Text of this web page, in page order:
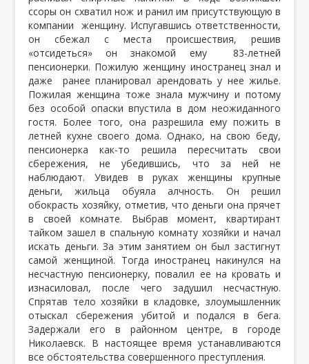
ссоры он схватил нож и ранил им присутствующую в
компании
женщину. Испугавшись ответственности,
он сбежал с места происшествия, решив
«отсидеться» он знакомой ему
83-летней
пенсионерки. Пожилую женщину иностранец знал и
даже
ранее планировал арендовать у нее жилье.
Пожилая женщина тоже знала мужчину и потому
без особой опаски впустила в дом неожиданного
гостя. Более того, она разрешила ему пожить в
летней кухне своего дома. Однако, на свою беду,
пенсионерка как-то решила пересчитать свои
сбережения, не убедившись, что за ней не
наблюдают. Увидев в руках женщины крупные
деньги, жильца обуяла алчность. Он решил
обокрасть хозяйку, отметив, что деньги она прячет
в своей комнате. Выбрав момент, квартирант
тайком зашел в спальную комнату хозяйки и начал
искать деньги. За этим занятием он был застигнут
самой женщиной. Тогда иностранец накинулся на
несчастную пенсионерку, повалил ее на кровать и
изнасиловал, после чего задушил несчастную.
Спрятав тело хозяйки в кладовке, злоумышленник
отыскал сбережения убитой и подался в бега.
Задержали его в районном центре, в городе
Николаевск. В настоящее время устанавливаются
все обстоятельства совершенного преступления.